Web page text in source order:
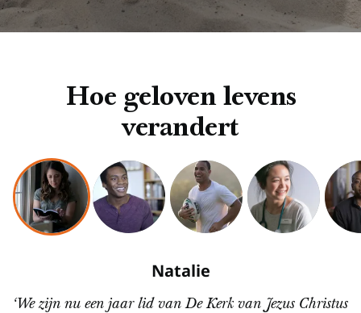
Hoe geloven levens
verandert
Natalie
‘We zijn nu een jaar lid van De Kerk van Jezus Christus